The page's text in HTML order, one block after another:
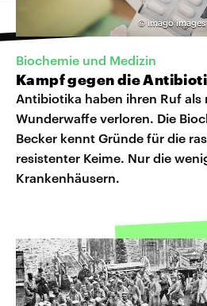
© imago
Biochemie und Medizin
Kampf gegen die
Antibiotika haben ihren Ruf als
Wunderwaffe verloren. Die
Becker kennt Gründe für die
resistenter Keime. Nur die
Krankenhäusern.